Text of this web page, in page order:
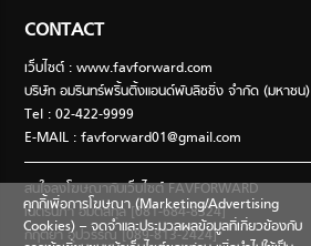
CONTACT
เว็บไซต์ : www.favforward.com
บริษัท อมรินทร์พริ้นติ้งแอนด์พับลิชชิ่ง จำกัด (มหาชน)
Tel : 02-422-9999
E-MAIL :favforward01@gmail.com
สนใจลงโฆษณากับเว็บไซต์ FAVFORWARD
เนตรนภา อมตสกุล [081-684-8324]
กฤตยา อุปวรรณ [089-813-2424]
คุกกี้เพื่อการโฆษณา (Marketing/Advertising
Cookies) – จดจำและประมวลผลข้อมูลที่เกี่ยวข้องกับ